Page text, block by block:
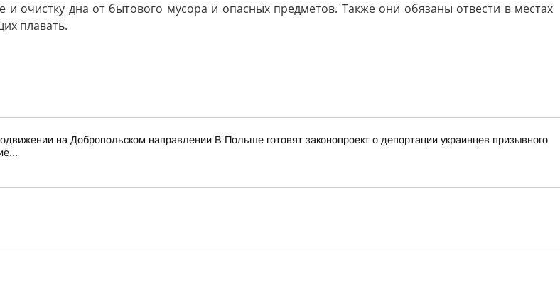
очистку дна от бытового мусора и опасных предметов. Также они обязаны отвести в местах
плавать.
на Добропольском направлении В Польше готовят законопроект о депортации украинцев призывного